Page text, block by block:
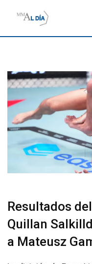
Resultados
Quillan
a Mateusz